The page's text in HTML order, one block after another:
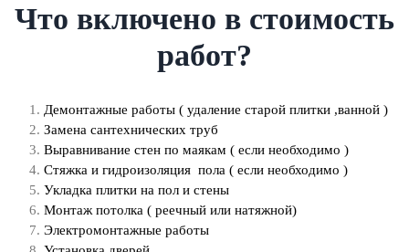
Что включено в стоимость
работ?
Демонтажные работы ( удаление старой плитки ,ванной )
​Замена сантехнических труб
Выравнивание стен по маякам ( если необходимо )
Стяжка и гидроизоляция пола ( если необходимо )
Укладка плитки на пол и стены
Монтаж потолка ( реечный или натяжной)
Электромонтажные работы